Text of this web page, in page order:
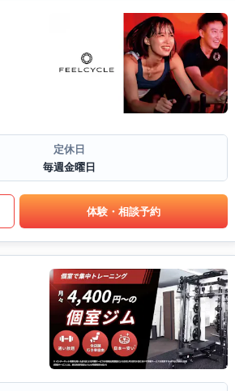
定休日
毎週金曜日
体験・相談予約